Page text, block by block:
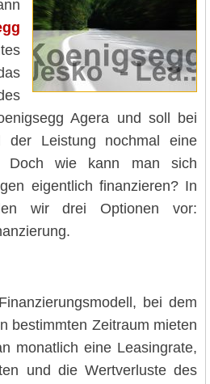
Agera und soll bei
der Leistung nochmal eine
Doch wie kann man sich
eigentlich finanzieren? In
wir drei Optionen vor:
bei dem
bestimmten Zeitraum mieten
monatlich eine Leasingrate,
und die Wertverluste des